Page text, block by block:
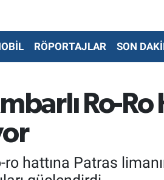
RÖPORTAJLAR SON
Ro-Ro
hattına Patras